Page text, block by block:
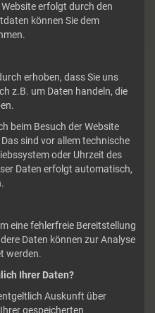
erfolgt durch den
können Sie dem
erhoben, dass Sie uns
z.B. um Daten handeln, die
beim Besuch der Website
sind vor allem technische
oder Uhrzeit des
Daten erfolgt automatisch,
eine fehlerfreie Bereitstellung
Daten können zur Analyse
werden.
Ihrer Daten?
Auskunft über
gespeicherten